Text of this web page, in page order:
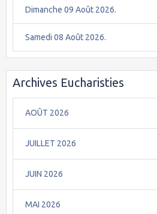
Dimanche 09 Août 2026.
Samedi 08 Août 2026.
Archives Eucharisties
AOÛT 2026
JUILLET 2026
JUIN 2026
MAI 2026